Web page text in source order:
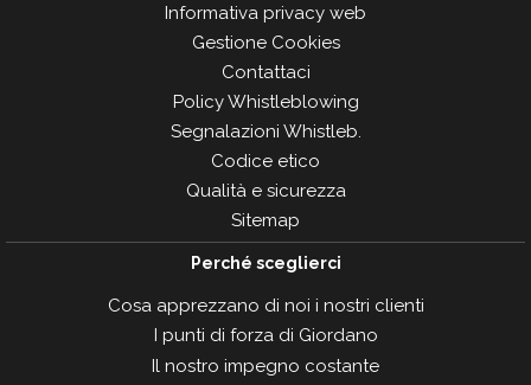
Informativa privacy web
Gestione Cookies
Contattaci
Policy Whistleblowing
Segnalazioni Whistleb.
Codice etico
Qualità e sicurezza
Sitemap
Perché sceglierci
Cosa apprezzano di noi i nostri clienti
I punti di forza di Giordano
Il nostro impegno costante